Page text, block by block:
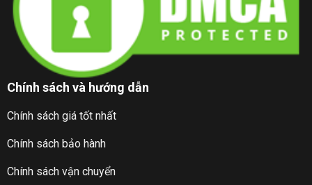
Chính sách và hướng dẫn
Chính sách giá tốt nhất
Chính sách bảo hành
Chính sách vận chuyển